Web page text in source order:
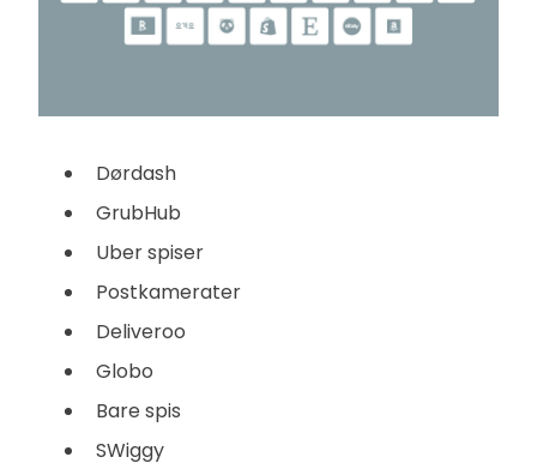
Dørdash
GrubHub
Uber spiser
Postkamerater
Deliveroo
Globo
Bare spis
SWiggy